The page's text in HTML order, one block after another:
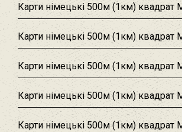
Карти німецькі 500м (1км) квадрат
Карти німецькі 500м (1км) квадрат
Карти німецькі 500м (1км) квадрат
Карти німецькі 500м (1км) квадрат
Карти німецькі 500м (1км) квадрат